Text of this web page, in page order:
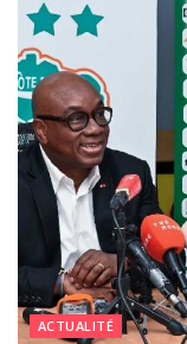
ACTUALITÉ